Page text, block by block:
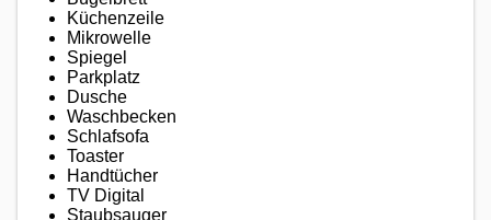
Küchenzeile
Mikrowelle
Spiegel
Parkplatz
Dusche
Waschbecken
Schlafsofa
Toaster
Handtücher
TV Digital
Staubsauger